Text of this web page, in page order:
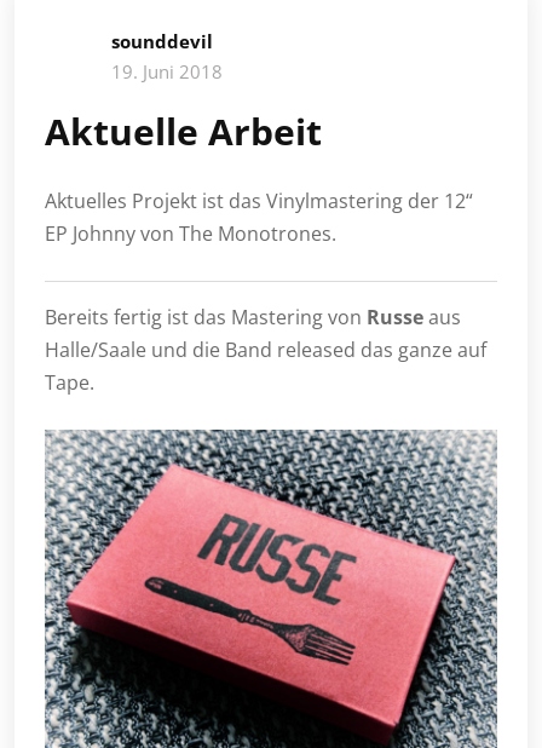
sounddevil
19. Juni 2018
Aktuelle Arbeit
Aktuelles Projekt ist das Vinylmastering der 12“
EP Johnny von The Monotrones.
Bereits fertig ist das Mastering von Russeaus
Halle/Saale und die Band released das ganze auf
Tape.